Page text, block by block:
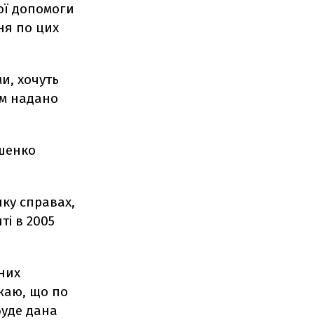
допомоги
по цих
хочуть
надано
справах,
в 2005
що по
дана